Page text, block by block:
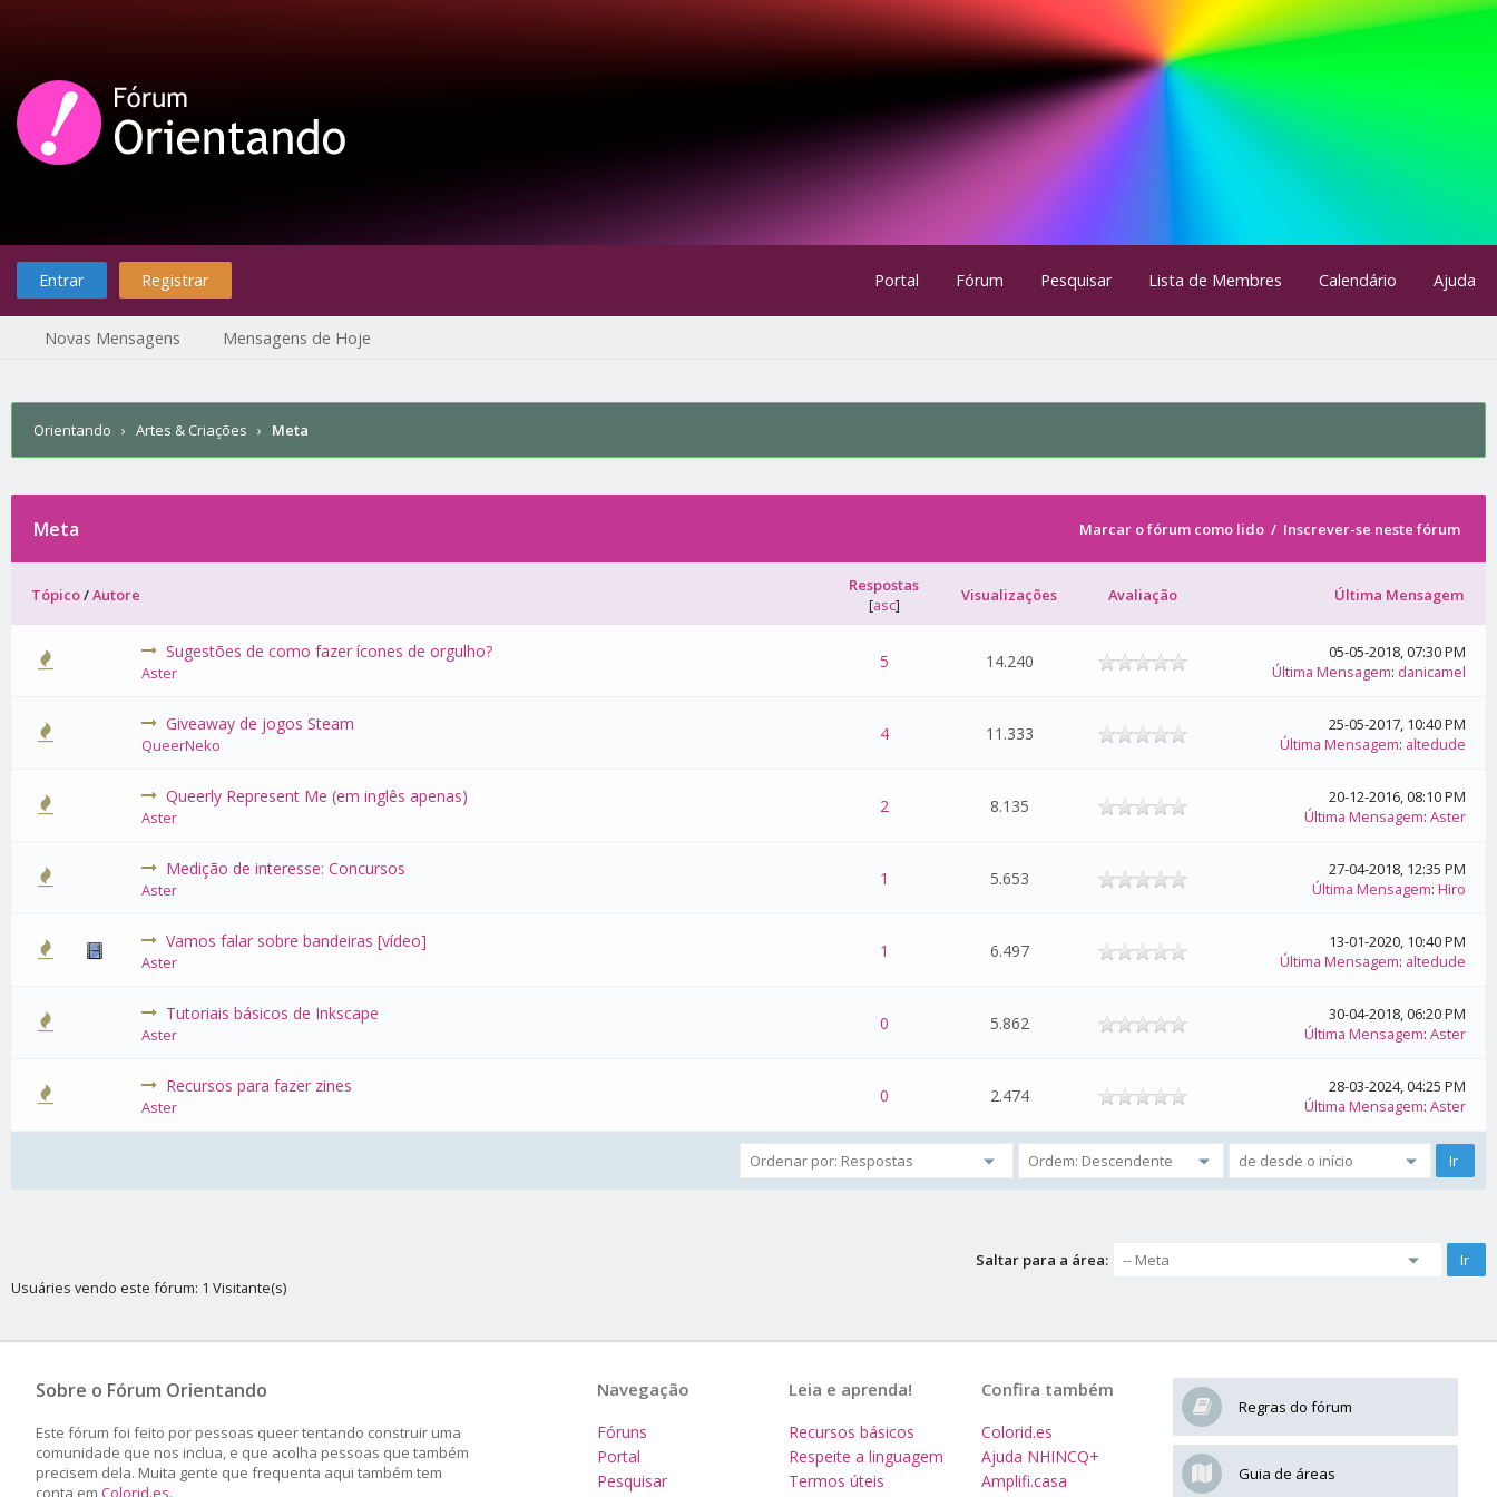
Entrar Registrar Portal Fórum Pesquisar Lista de Membres Calendário Ajuda
Novas Mensagens Mensagens de Hoje
Orientando › Artes & Criações › Meta
Marcar o fórum como lido / Inscrever-se neste fórum
Meta
Tópico/Autore
Respostas
[asc] Visualizações Avaliação Última Mensagem
Sugestões de como fazer ícones de orgulho?
Aster
5 14.240
0 Voto(s) - 0 de 5 na totalidade
05-05-2018, 07:30 PM
Última Mensagem: danicamel
Giveaway de jogos Steam
QueerNeko
4 11.333
25-05-2017, 10:40 PM
Última Mensagem: altedude
Queerly Represent Me (em inglês apenas)
Aster
2 8.135
0 Voto(s) - 0 de 5 na totalidade
20-12-2016, 08:10 PM
Última Mensagem:Aster
Medição de interesse: Concursos
Aster
1 5.653
27-04-2018, 12:35 PM
Última Mensagem:Hiro
Vamos falar sobre bandeiras [vídeo]
Aster
1 6.497
13-01-2020, 10:40 PM
Última Mensagem: altedude
Tutoriais básicos de Inkscape
Aster
0 5.862
30-04-2018, 06:20 PM
Última Mensagem:Aster
Recursos para fazer zines
Aster
0 2.474
28-03-2024, 04:25 PM
Última Mensagem:Aster
Saltar para a área:
Usuáries vendo este fórum: 1 Visitante(s)
Sobre o Fórum Orientando
Este fórum foi feito por pessoas queer tentando construir uma
comunidade que nos inclua, e que acolha pessoas que também
precisem dela. Muita gente que frequenta aqui também tem
conta em Colorid.es.
Regras do fórum
Guia de áreas
Confira também
Colorid.es
Ajuda NHINCQ+
Amplifi.casa
Leia e aprenda!
Recursos básicos
Respeite a linguagem
Termos úteis
Navegação
Fóruns
Portal
Pesquisar